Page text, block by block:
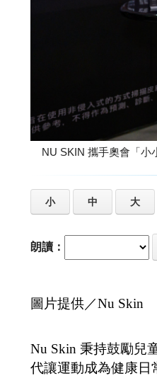
小 中 大
朗讀：
圖片提供／Nu Skin
Nu Skin 秉持鼓勵兒
代讓運動成為健康日